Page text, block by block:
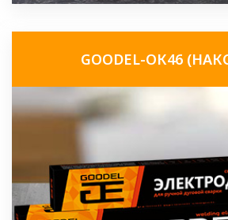
GOODEL-ОК46